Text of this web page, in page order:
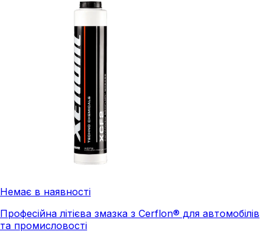
Немає в наявності
Професійна літієва змазка з Cerflon® для автомобілів
та промисловості